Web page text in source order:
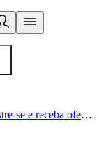
Um estilo de vida saudável começa aqui. Cadastre-se e receba ofertas exclusivas.